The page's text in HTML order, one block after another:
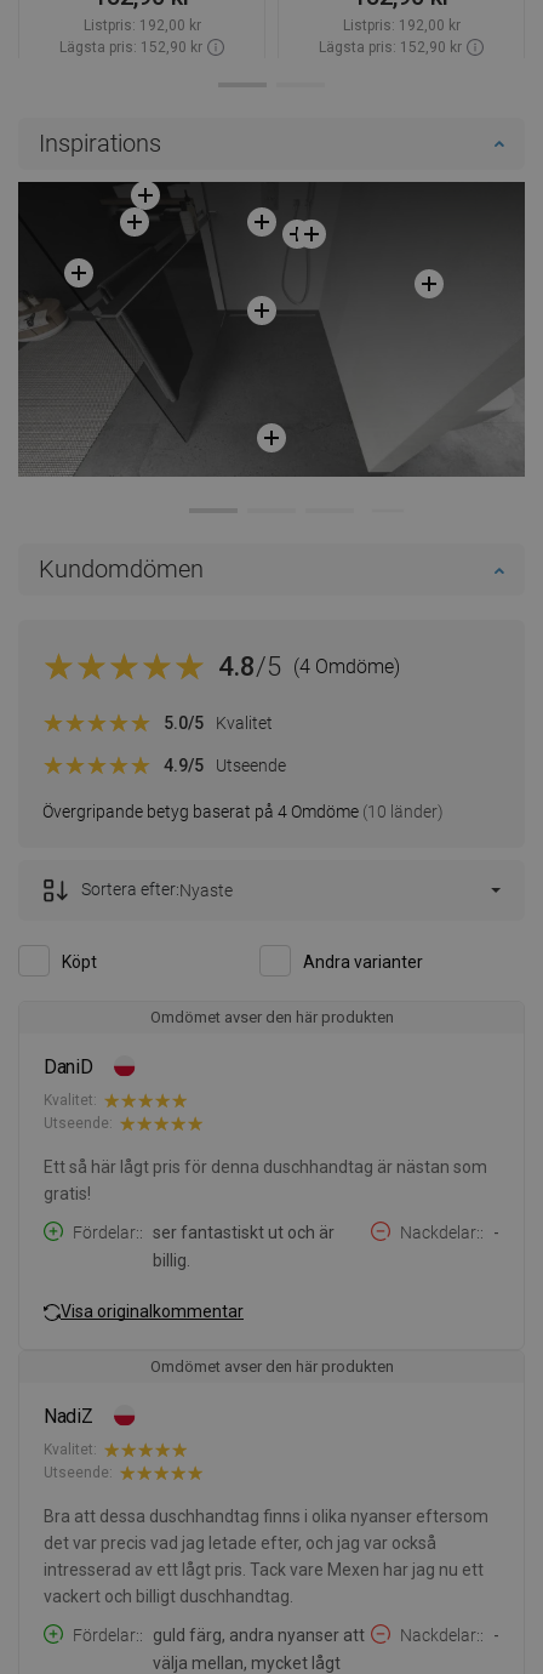
Listpris: 192,00 kr
Lägsta pris: 152,90 kr
Listpris: 192,00 kr
Lägsta pris: 152,90 kr
Inspirations
Kundomdömen
4.8/5 (4 Omdöme)
Övergripande betyg baserat på 4 Omdöme (10 länder)
5.0/5 Kvalitet
4.9/5 Utseende
Köpt Andra varianter
Sortera efter:Nyaste
Omdömet avser den här produkten
DaniD
Kvalitet:
Utseende:
Ett så här lågt pris för denna duschhandtag är nästan som
gratis!
Fördelar:
ser fantastiskt ut och är
billig.
Nackdelar: -
Visa originalkommentar
Omdömet avser den här produkten
NadiZ
Kvalitet:
Utseende:
Bra att dessa duschhandtag finns i olika nyanser eftersom
det var precis vad jag letade efter, och jag var också
intresserad av ett lågt pris. Tack vare Mexen har jag nu ett
vackert och billigt duschhandtag.
Fördelar:
guld färg, andra nyanser att
välja mellan, mycket lågt
Nackdelar: -